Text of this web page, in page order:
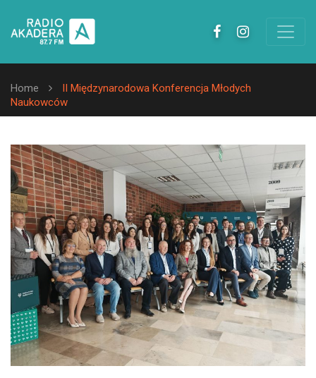
Home
II Międzynarodowa Konferencja Młodych
Naukowców